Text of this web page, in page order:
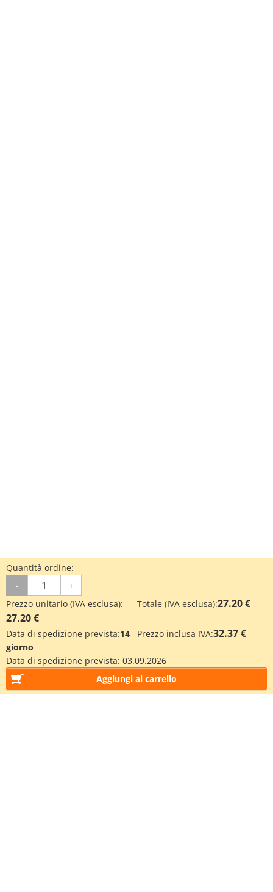
Quantità ordine:
- +
Prezzo unitario (IVA esclusa):
27.20 €
Totale (IVA esclusa):27.20 €
Data di spedizione prevista:14
giorno
Prezzo inclusa IVA:32.37 €
Data di spedizione prevista: 03.09.2026
Aggiungi al carrello